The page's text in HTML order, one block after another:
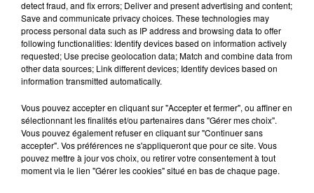
7 août 2026
dans son nouveau clip
7 août 2026
Sensation » avec Kylie Minogue
detect fraud, and fix errors; Deliver and present advertising and content;
Save and communicate privacy choices. These technologies may
process personal data such as IP address and browsing data to offer
following functionalities: Identify devices based on information actively
requested; Use precise geolocation data; Match and combine data from
other data sources; Link different devices; Identify devices based on
information transmitted automatically.
Vous pouvez accepter en cliquant sur "Accepter et fermer", ou affiner en
sélectionnant les finalités et/ou partenaires dans "Gérer mes choix".
Vous pouvez également refuser en cliquant sur "Continuer sans
accepter". Vos préférences ne s'appliqueront que pour ce site. Vous
pouvez mettre à jour vos choix, ou retirer votre consentement à tout
moment via le lien "Gérer les cookies" situé en bas de chaque page.